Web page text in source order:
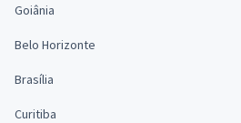
Goiânia
Belo Horizonte
Brasília
Curitiba